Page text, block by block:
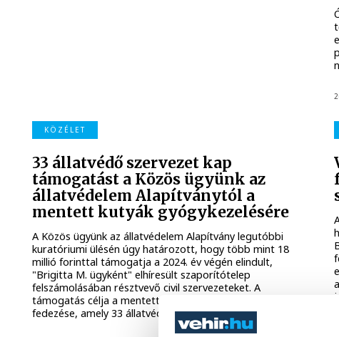
KÖZÉLET
33 állatvédő szervezet kap
támogatást a Közös ügyünk az
állatvédelem Alapítványtól a
mentett kutyák gyógykezelésére
A Közös ügyünk az állatvédelem Alapítvány legutóbbi
kuratóriumi ülésén úgy határozott, hogy több mint 18
millió forinttal támogatja a 2024. év végén elindult,
"Brigitta M. ügyként" elhíresült szaporítótelep
felszámolásában résztvevő civil szervezeteket. A
támogatás célja a mentett kutyák állatorvosi költségeinek
fedezése, amely 33 állatvédő szervezet munkáját segíti.